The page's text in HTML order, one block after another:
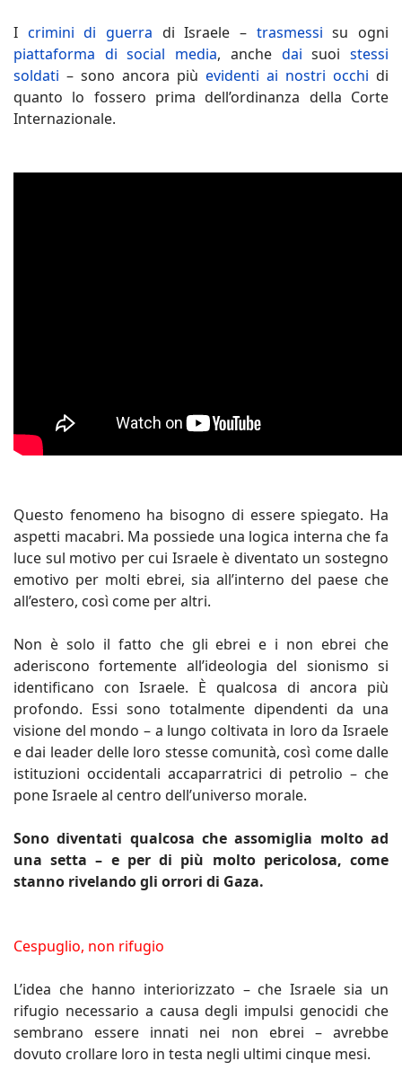
I crimini di guerra di Israele – trasmessi su ogni
piattaforma di social media, anche dai suoistessi
soldati – sono ancora più evidenti ai nostri occhi di
quanto lo fossero prima dell’ordinanza della Corte
Internazionale.
Questo fenomeno ha bisogno di essere spiegato. Ha
aspetti macabri. Ma possiede una logica interna che fa
luce sul motivo per cui Israele è diventato un sostegno
emotivo per molti ebrei, sia all’interno del paese che
all’estero, così come per altri.
Non è solo il fatto che gli ebrei e i non ebrei che
aderiscono fortemente all’ideologia del sionismo si
identificano con Israele. È qualcosa di ancora più
profondo. Essi sono totalmente dipendenti da una
visione del mondo – a lungo coltivata in loro da Israele
e dai leader delle loro stesse comunità, così come dalle
istituzioni occidentali accaparratrici di petrolio – che
pone Israele al centro dell’universo morale.
Sono diventati qualcosa che assomiglia molto ad
una setta – e per di più molto pericolosa, come
stanno rivelando gli orrori di Gaza.
Cespuglio, non rifugio
L’idea che hanno interiorizzato – che Israele sia un
rifugio necessario a causa degli impulsi genocidi che
sembrano essere innati nei non ebrei – avrebbe
dovuto crollare loro in testa negli ultimi cinque mesi.